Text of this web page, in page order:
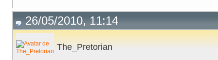
26/05/2010, 11:14
The_Pretorian